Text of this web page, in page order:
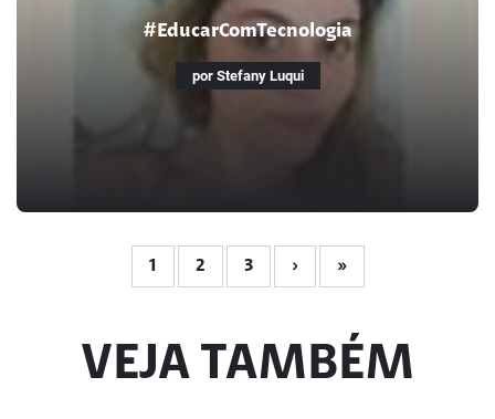
A aluna sem motivação nenhuma na vida, encontra alegria nos
livros
#EducarComTecnologia
por Stefany Luqui
#EducarComTecnologia
Usada de forma consciente contribui para o desenvolvimento e
1 2 3 › »
VEJA TAMBÉM